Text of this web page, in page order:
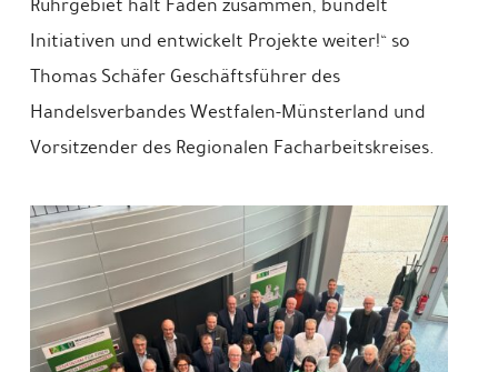
Initiativen und entwickelt Projekte weiter!“ so
Thomas Schäfer Geschäftsführer des
Handelsverbandes Westfalen-Münsterland und
Vorsitzender des Regionalen Facharbeitskreises.